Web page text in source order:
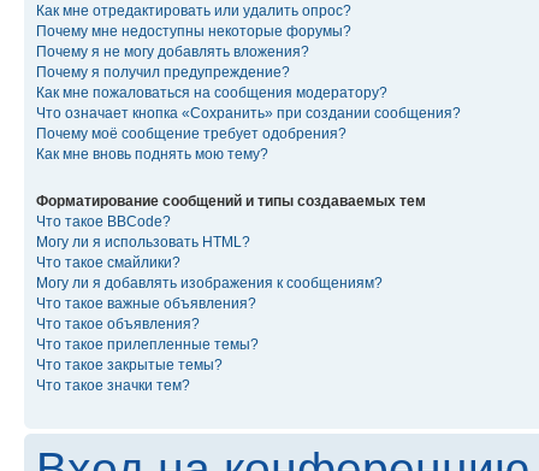
Как мне отредактировать или удалить опрос?
Почему мне недоступны некоторые форумы?
Почему я не могу добавлять вложения?
Почему я получил предупреждение?
Как мне пожаловаться на сообщения модератору?
Что означает кнопка «Сохранить» при создании сообщения?
Почему моё сообщение требует одобрения?
Как мне вновь поднять мою тему?
Форматирование сообщений и типы создаваемых тем
Что такое BBCode?
Могу ли я использовать HTML?
Что такое смайлики?
Могу ли я добавлять изображения к сообщениям?
Что такое важные объявления?
Что такое объявления?
Что такое прилепленные темы?
Что такое закрытые темы?
Что такое значки тем?